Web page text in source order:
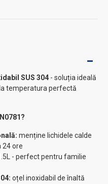
SUS 304 - soluția ideală
temperatura perfectă
menține lichidele calde
24 ore
- perfect pentru familie
oțel inoxidabil de înaltă